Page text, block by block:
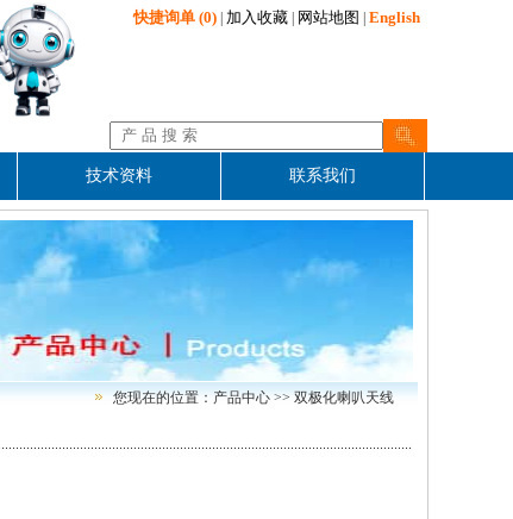
快捷询单 (0) 加入收藏 网站地图 English
技术资料 联系我们
您现在的位置：产品中心 >> 双极化喇叭天线